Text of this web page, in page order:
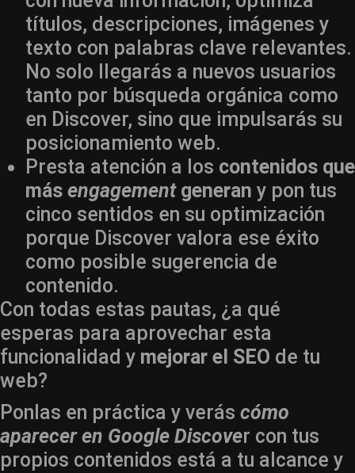
títulos, descripciones, imágenes y
texto con palabras clave relevantes.
No solo llegarás a nuevos usuarios
tanto por búsqueda orgánica como
en Discover, sino que impulsarás su
posicionamiento web.
Presta atención a los contenidos que
más engagementgeneran y pon tus
cinco sentidos en su optimización
porque Discover valora ese éxito
como posible sugerencia de
contenido.
Con todas estas pautas, ¿a qué
esperas para aprovechar esta
funcionalidad y mejorar el SEO de tu
web?
Ponlas en práctica y verás cómo
aparecer en Google Discover con tus
propios contenidos está a tu alcance y